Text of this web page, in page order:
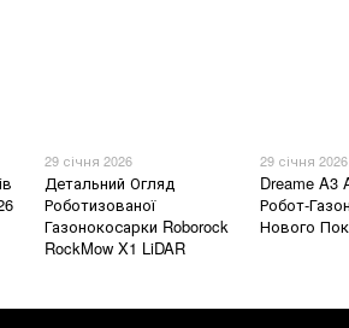
29 січня 2026
Детальний Огляд
Роботизованої
Газонокосарки Roborock
RockMow X1 LiDAR
29 січня 2026
Dreame A3
Робот-
Нового